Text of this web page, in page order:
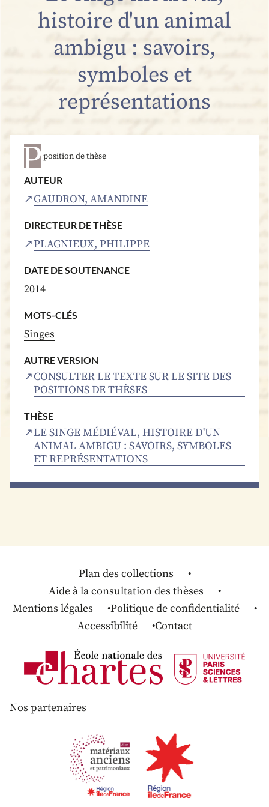
histoire d'un animal
ambigu : savoirs,
symboles et
représentations
position de thèse
AUTEUR
GAUDRON, AMANDINE
DIRECTEUR DE THÈSE
PLAGNIEUX, PHILIPPE
DATE DE SOUTENANCE
2014
MOTS-CLÉS
Singes
AUTRE VERSION
CONSULTER LE TEXTE SUR LE SITE DES
POSITIONS DE THÈSES
THÈSE
LE SINGE MÉDIÉVAL, HISTOIRE D'UN
ANIMAL AMBIGU : SAVOIRS, SYMBOLES
ET REPRÉSENTATIONS
Plan des collections
Aide à la consultation des thèses
Mentions légales
Politique de confidentialité
Accessibilité
Contact
Nos partenaires